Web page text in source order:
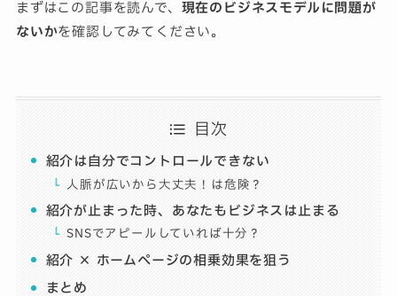
まずはこの記事を読んで、 現在のビジネスモデルに問題が
ないかを確認してみてください。
目次
紹介は自分でコントロールできない
人脈が広いから大丈夫！は危険？
紹介が止まった時、あなたもビジネスは止まる
SNSでアピールしていれば十分？
紹介 × ホームページの相乗効果を狙う
まとめ